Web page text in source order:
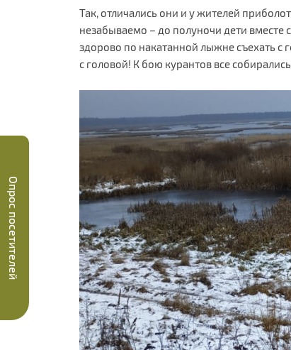
Так, отличались они и у жителей
незабываемо – до полуночи дети вместе
здорово по накатанной лыжне съехать с
с головой! К бою курантов все
Опрос посетителей